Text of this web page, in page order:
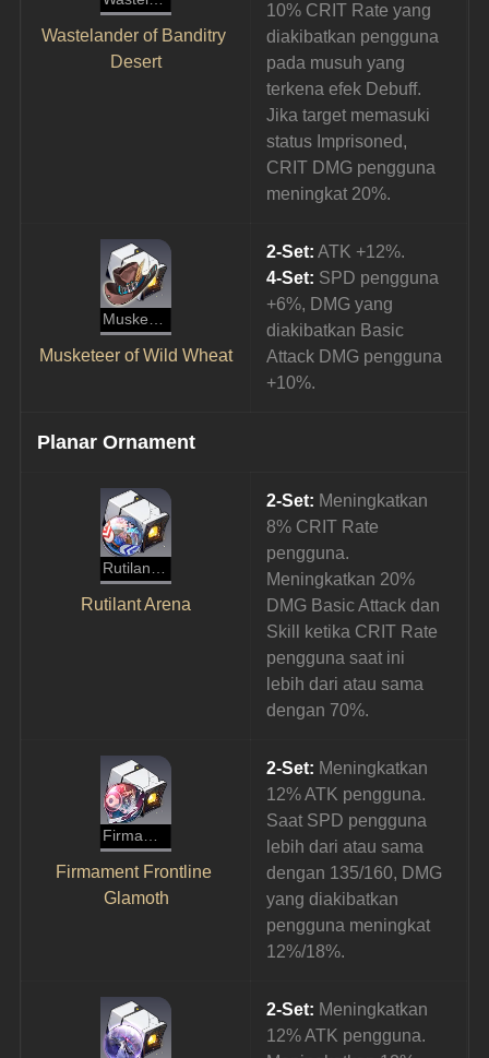
Wastelander of Banditry
Desert
10% CRIT Rate yang
diakibatkan pengguna
pada musuh yang
terkena efek Debuff.
Jika target memasuki
status Imprisoned,
CRIT DMG pengguna
meningkat 20%.
Musketeer of Wild Wheat
2-Set: ATK +12%.
4-Set: SPD pengguna
+6%, DMG yang
diakibatkan Basic
Attack DMG pengguna
+10%.
Planar Ornament
Rutilant Arena
2-Set: Meningkatkan
8% CRIT Rate
pengguna.
Meningkatkan 20%
DMG Basic Attack dan
Skill ketika CRIT Rate
pengguna saat ini
lebih dari atau sama
dengan 70%.
Firmament Frontline
Glamoth
2-Set: Meningkatkan
12% ATK pengguna.
Saat SPD pengguna
lebih dari atau sama
dengan 135/160, DMG
yang diakibatkan
pengguna meningkat
12%/18%.
2-Set: Meningkatkan
12% ATK pengguna.